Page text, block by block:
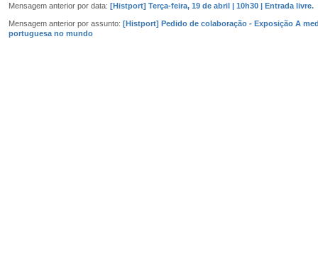
Mensagem anterior por data: [Histport] Terça-feira, 19 de abril | 10h30 | Entrada livre.
Mensagem anterior por assunto: [Histport] Pedido de colaboração - Exposição A
portuguesa no mundo